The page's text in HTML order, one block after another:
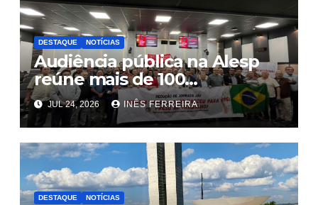
DESTAQUE NOTÍCIAS
Audiência pública na Alesp
reúne mais de 100
trabalhadores e define pauta
unificada para a hotelaria e
gastronomia
JUL 24, 2026 INÊS FERREIRA
DESTAQUE NOTÍCIAS